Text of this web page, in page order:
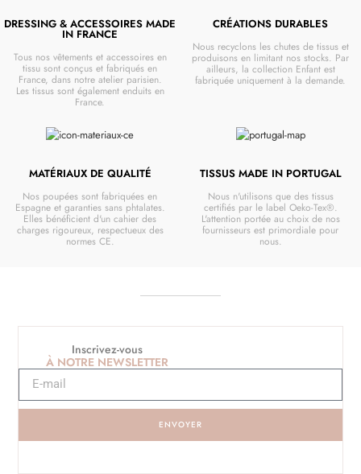
DRESSING & ACCESSOIRES MADE
IN FRANCE
Tous nos vêtements et accessoires en
tissu sont conçus et fabriqués en
France, dans notre atelier parisien.
Les tissus sont également enduits en
France.
CRÉATIONS DURABLES
Nous recyclons les chutes de tissus et
produisons en limitant nos stocks. Par
ailleurs, la collection Enfant est
fabriquée uniquement à la demande.
MATÉRIAUX DE QUALITÉ
Nos poupées sont fabriquées en
Espagne et garanties sans phtalates.
Elles bénéficient d'un cahier des
charges rigoureux, respectueux des
normes CE.
TISSUS MADE IN PORTUGAL
Nous n'utilisons que des tissus
certifiés par le label Oeko-Tex®.
L'attention portée au choix de nos
fournisseurs est primordiale pour
nous.
Inscrivez-vous
À NOTRE NEWSLETTER
ENVOYER